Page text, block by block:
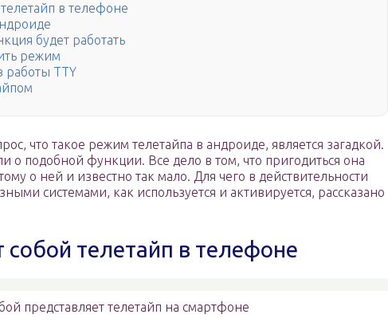
в телефоне
будет работать
режим
работы TTY
что такое режим телетайпа в андроиде, является загадкой.
о подобной функции. Все дело в том, что пригодиться она
о ней и известно так мало. Для чего в действительности
системами, как используется и активируется, рассказано
собой телетайп в телефоне
представляет телетайп на смартфоне